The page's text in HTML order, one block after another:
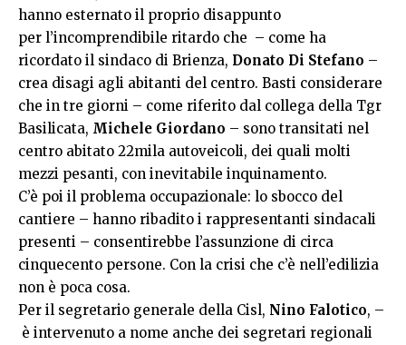
hanno esternato il proprio disappunto
per l’incomprendibile ritardo che – come ha
ricordato il sindaco di Brienza, Donato Di Stefano –
crea disagi agli abitanti del centro. Basti considerare
che in tre giorni – come riferito dal collega della Tgr
Basilicata, Michele Giordano – sono transitati nel
centro abitato 22mila autoveicoli, dei quali molti
mezzi pesanti, con inevitabile inquinamento.
C’è poi il problema occupazionale: lo sbocco del
cantiere – hanno ribadito i rappresentanti sindacali
presenti – consentirebbe l’assunzione di circa
cinquecento persone. Con la crisi che c’è nell’edilizia
non è poca cosa.
Per il segretario generale della Cisl, Nino Falotico, –
è intervenuto a nome anche dei segretari regionali